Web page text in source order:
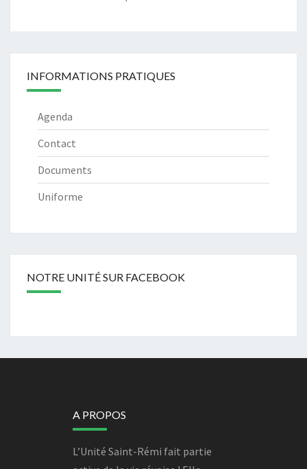
INFORMATIONS PRATIQUES
Agenda
Contact
Documents
Uniforme
NOTRE UNITÉ SUR FACEBOOK
A PROPOS
L’Unité Saint-Rémi fait partie